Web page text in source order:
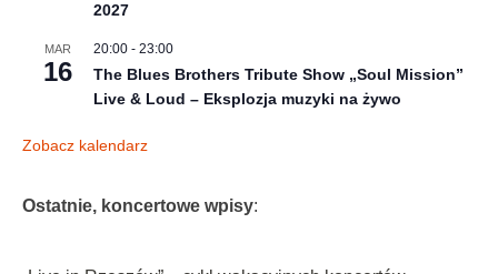
2027
MAR
16
20:00 - 23:00
The Blues Brothers Tribute Show „Soul Mission”
Live & Loud – Eksplozja muzyki na żywo
Zobacz kalendarz
Ostatnie, koncertowe wpisy: